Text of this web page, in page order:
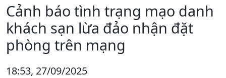
Cảnh báo tình trạng mạo danh
khách sạn lừa đảo nhận đặt
phòng trên mạng
18:53, 27/09/2025